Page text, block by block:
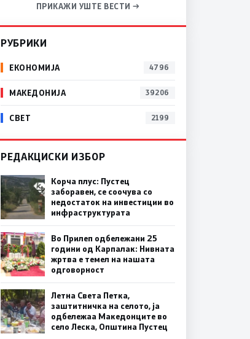
ПРИКАЖИ УШТЕ ВЕСТИ →
РУБРИКИ
ЕКОНОМИЈА 4796
МАКЕДОНИЈА 39206
СВЕТ 2199
РЕДАКЦИСКИ ИЗБОР
Корча плус: Пустец
заборавен, се соочува со
недостаток на инвестиции во
инфраструктурата
Во Прилеп одбележани 25
години од Карпалак: Нивната
жртва е темел на нашата
одговорност
Летна Света Петка,
заштитничка на селото, ја
одбележаа Македонците во
село Леска, Општина Пустец